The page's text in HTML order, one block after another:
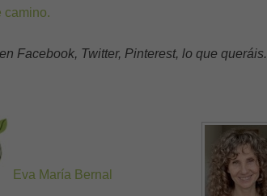
camino.
Facebook, Twitter, Pinterest, lo que queráis.
Eva María Bernal